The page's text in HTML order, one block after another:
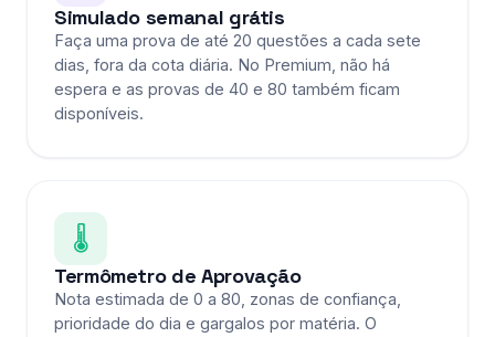
Simulado semanal grátis
Faça uma prova de até 20 questões a cada sete
dias, fora da cota diária. No Premium, não há
espera e as provas de 40 e 80 também ficam
disponíveis.
🌡️
Termômetro de Aprovação
Nota estimada de 0 a 80, zonas de confiança,
prioridade do dia e gargalos por matéria. O